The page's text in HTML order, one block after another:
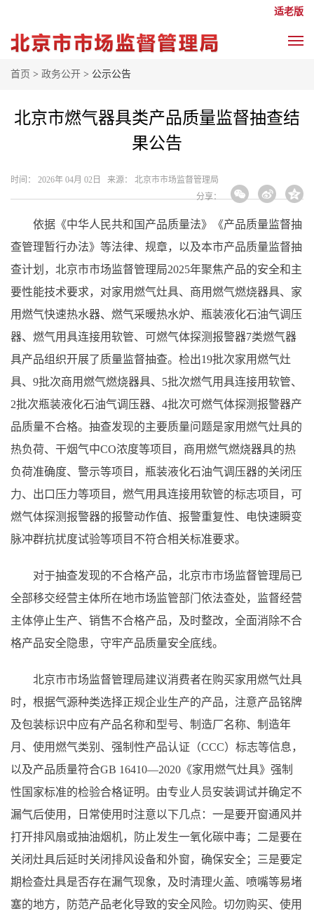
适老版
首页 > 政务公开 > 公示公告
北京市燃气器具类产品质量监督抽查结
果公告
时间： 2026年 04月 02日 来源： 北京市市场监督管理局
分享：
依据《中华人民共和国产品质量法》《产品质量监督抽
查管理暂行办法》等法律、规章，以及本市产品质量监督抽
查计划，北京市市场监督管理局2025年聚焦产品的安全和主
要性能技术要求，对家用燃气灶具、商用燃气燃烧器具、家
用燃气快速热水器、燃气采暖热水炉、瓶装液化石油气调压
器、燃气用具连接用软管、可燃气体探测报警器7类燃气器
具产品组织开展了质量监督抽查。检出19批次家用燃气灶
具、9批次商用燃气燃烧器具、5批次燃气用具连接用软管、
2批次瓶装液化石油气调压器、4批次可燃气体探测报警器产
品质量不合格。抽查发现的主要质量问题是家用燃气灶具的
热负荷、干烟气中CO浓度等项目，商用燃气燃烧器具的热
负荷准确度、警示等项目，瓶装液化石油气调压器的关闭压
力、出口压力等项目，燃气用具连接用软管的标志项目，可
燃气体探测报警器的报警动作值、报警重复性、电快速瞬变
脉冲群抗扰度试验等项目不符合相关标准要求。
对于抽查发现的不合格产品，北京市市场监督管理局已
全部移交经营主体所在地市场监管部门依法查处，监督经营
主体停止生产、销售不合格产品，及时整改，全面消除不合
格产品安全隐患，守牢产品质量安全底线。
北京市市场监督管理局建议消费者在购买家用燃气灶具
时，根据气源种类选择正规企业生产的产品，注意产品铭牌
及包装标识中应有产品名称和型号、制造厂名称、制造年
月、使用燃气类别、强制性产品认证（CCC）标志等信息，
以及产品质量符合GB 16410—2020《家用燃气灶具》强制
性国家标准的检验合格证明。由专业人员安装调试并确定不
漏气后使用，日常使用时注意以下几点：一是要开窗通风并
打开排风扇或抽油烟机，防止发生一氧化碳中毒；二是要在
关闭灶具后延时关闭排风设备和外窗，确保安全；三是要定
期检查灶具是否存在漏气现象，及时清理火盖、喷嘴等易堵
塞的地方，防范产品老化导致的安全风险。切勿购买、使用